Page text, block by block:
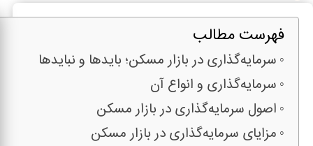
فهرست مطالب
سرمایه‌گذاری در بازار مسکن؛ بایدها و نبایدها
سرمایه‌گذاری و انواع آن
اصول سرمایه‌گذاری در بازار مسکن
مزایای سرمایه‌گذاری در بازار مسکن